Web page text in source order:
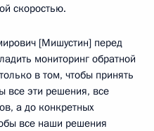
скоростью.
[Мишустин] перед
мониторинг обратной
в том, чтобы принять
все эти решения, все
а до конкретных
все наши решения